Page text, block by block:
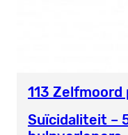
113
Suïcidaliteit –